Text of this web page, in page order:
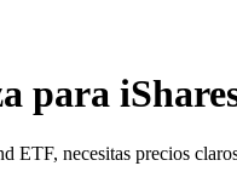
para
ETF, necesitas precios